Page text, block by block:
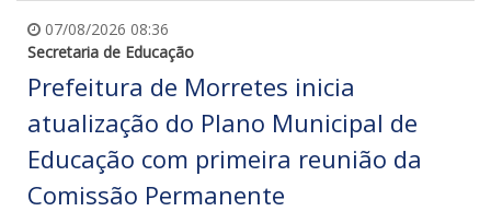
07/08/2026 08:36
Secretaria de Educação
Prefeitura de Morretes inicia
atualização do Plano Municipal de
Educação com primeira reunião da
Comissão Permanente